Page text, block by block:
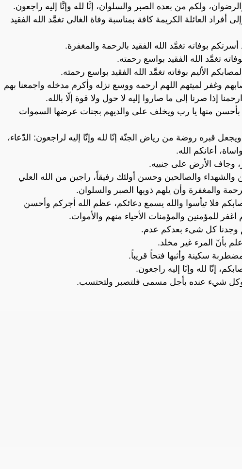
ولكم من بعده الصبر والسلوان، إنَّا لله وإنَّا إليه راجعون.
أفراد العائلة الكريمة كافة بمناسبة وفاة الغالي تغمَّد الله الفقيد
بوفاته تغمَّد الله الفقيد بالرحمة والمغفرة.
تغمَّد الله الفقيد بواسع رحمته.
الأليم بوفاته تغمَّد الله الفقيد بواسع رحمته.
وغفر لميتهم اللهم ارحمه ووسع نزله وأكرم مدخله واجمعنا بهم
إذا صرنا إلى ما صاروا إليه لا حول ولا قوة إلّا بالله.
بأحسن منها يا رب ويخلف على والديهم بجنات عرضها السموات
قبره روضة من رياض الجنّة إنّا لله وإنّا إليه لراجعون: الدّعاء،
أعانكم الله.
وجاف الأرض على جنبيه.
والشهداء والصالحين وحسن أولئك رفيقاً، راجين من الله العلي
والمغفرة وأن يلهم ذويها الصبر والسلوان.
فلا تيأسوا والله يسمع دعائكم، عظم الله أجركم وأحسن
للمؤمنين والمؤمنات الأحياء منهم والأموات.
وجدنا كل شيء بعدكم عدم.
بأنّ المرء غير مخلد.
سكينة وأثبها فتحاً قريباً.
إنّا لله وإنّا إليه راجعون.
وكل شيء عنده بأجل مسمى فلتصبر ولتحتسب.